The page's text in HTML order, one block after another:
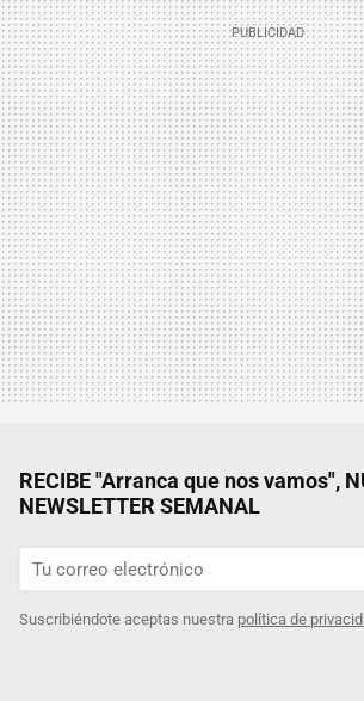
RECIBE "Arranca que nos vamos",
NEWSLETTER SEMANAL
Suscribiéndote aceptas nuestra política de